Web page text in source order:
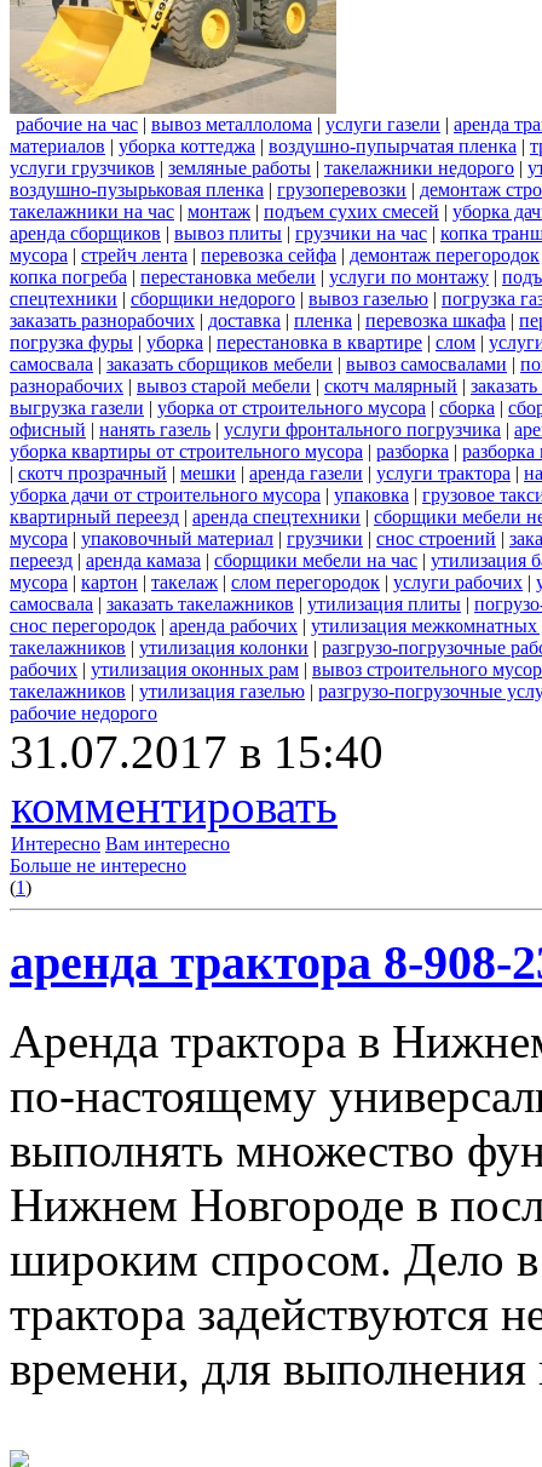
рабочие на час | вывоз металлолома | услуги газели | аренда
материалов | уборка коттеджа | воздушно-пупырчатая пленка |
услуги грузчиков | земляные работы | такелажники недорого |
воздушно-пузырьковая пленка | грузоперевозки | демонтаж
такелажники на час | монтаж | подъем сухих смесей | уборка
аренда сборщиков | вывоз плиты | грузчики на час | копка
мусора | стрейч лента | перевозка сейфа | демонтаж перегородок
копка погреба | перестановка мебели | услуги по монтажу |
спецтехники | сборщики недорого | вывоз газелью | погрузка
заказать разнорабочих | доставка | пленка | перевозка шкафа |
погрузка фуры | уборка | перестановка в квартире | слом |
самосвала | заказать сборщиков мебели | вывоз самосвалами |
разнорабочих | вывоз старой мебели | скотч малярный |
выгрузка газели | уборка от строительного мусора | сборка |
офисный | нанять газель | услуги фронтального погрузчика |
уборка квартиры от строительного мусора | разборка |
| скотч прозрачный | мешки | аренда газели | услуги трактора |
уборка дачи от строительного мусора | упаковка | грузовое
квартирный переезд | аренда спецтехники | сборщики мебели
мусора | упаковочный материал | грузчики | снос строений |
переезд | аренда камаза | сборщики мебели на час | утилизация
мусора | картон | такелаж | слом перегородок | услуги рабочих |
самосвала | заказать такелажников | утилизация плиты |
снос перегородок | аренда рабочих | утилизация межкомнатных
такелажников | утилизация колонки | разгрузо-погрузочные
рабочих | утилизация оконных рам | вывоз строительного
такелажников | утилизация газелью | разгрузо-погрузочные
рабочие недорого
31.07.2017 в 15:40
комментировать
Интересно Вам интересно
Больше не интересно
(1)
аренда трактора 8-908-
Аренда трактора в
по-настоящему
выполнять множество
Нижнем Новгороде в
широким спросом. Дело
трактора задействуются
времени, для выполнения